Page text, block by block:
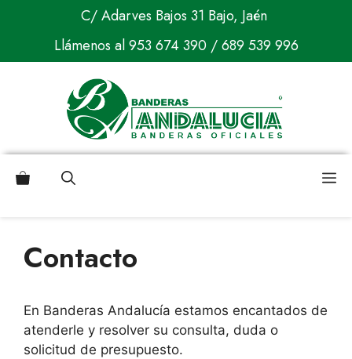
contenido
C/ Adarves Bajos 31 Bajo, Jaén
Llámenos al953 674 390/689 539 996
Contacto
En Banderas Andalucía estamos encantados de
atenderle y resolver su consulta, duda o
solicitud de presupuesto.